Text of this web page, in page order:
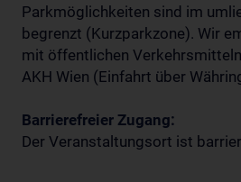
Parkmöglichkeiten sind im
begrenzt (Kurzparkzone). Wir
mit öffentlichen
AKH Wien (Einfahrt über
Barrierefreier Zugang:
Der Veranstaltungsort ist